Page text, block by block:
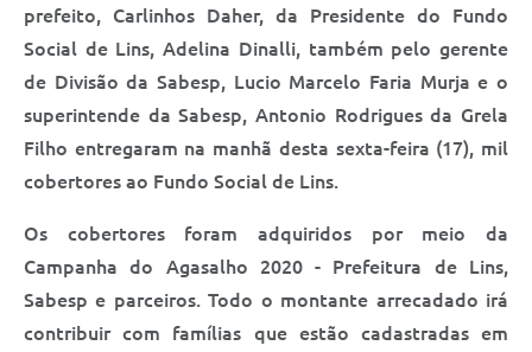
A Prefeitura
Plano de Contingência 2024-2025 Lins/SP
Tributos
prefeito, Carlinhos Daher, da Presidente do Fundo
Social de Lins, Adelina Dinalli, também pelo gerente
de Divisão da Sabesp, Lucio Marcelo Faria Murja e o
superintende da Sabesp, Antonio Rodrigues da Grela
Filho entregaram na manhã desta sexta-feira (17), mil
cobertores ao Fundo Social de Lins.
Os cobertores foram adquiridos por meio da
Campanha do Agasalho 2020 - Prefeitura de Lins,
Sabesp e parceiros. Todo o montante arrecadado irá
contribuir com famílias que estão cadastradas em